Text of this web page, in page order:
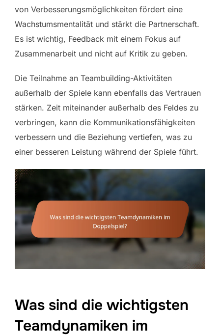
von Verbesserungsmöglichkeiten fördert eine
Wachstumsmentalität und stärkt die Partnerschaft.
Es ist wichtig, Feedback mit einem Fokus auf
Zusammenarbeit und nicht auf Kritik zu geben.
Die Teilnahme an Teambuilding-Aktivitäten
außerhalb der Spiele kann ebenfalls das Vertrauen
stärken. Zeit miteinander außerhalb des Feldes zu
verbringen, kann die Kommunikationsfähigkeiten
verbessern und die Beziehung vertiefen, was zu
einer besseren Leistung während der Spiele führt.
Was sind die wichtigsten
Teamdynamiken im